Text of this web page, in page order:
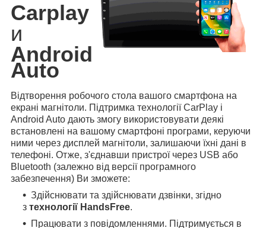
Carplay
и
Android
Auto
Відтворення робочого стола вашого смартфона на
екрані магнітоли. Підтримка технології CarPlay і
Android Auto дають змогу використовувати деякі
встановлені на вашому смартфоні програми, керуючи
ними через дисплей магнітоли, залишаючи їхні дані в
телефоні. Отже, з'єднавши пристрої через USB або
Bluetooth (залежно від версії програмного
забезпечення) Ви зможете:
Здійснювати та здійснювати дзвінки, згідно
з технології HandsFree.
Працювати з повідомленнями. Підтримується в